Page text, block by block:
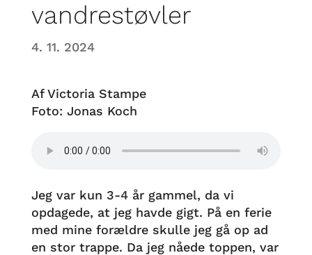
vandrestøvler
4. 11. 2024
Af Victoria Stampe
Foto: Jonas Koch
Jeg var kun 3-4 år gammel, da vi
opdagede, at jeg havde gigt. På en ferie
med mine forældre skulle jeg gå op ad
en stor trappe. Da jeg nåede toppen, var